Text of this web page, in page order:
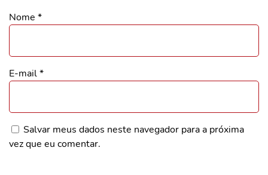
Nome *
E-mail*
Salvar meus dados neste navegador para a próxima
vez que eu comentar.